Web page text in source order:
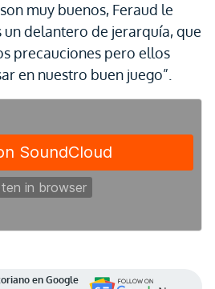
muy buenos, Feraud le
un delantero de jerarquía, que
precauciones pero ellos
en nuestro buen juego”.
en Google